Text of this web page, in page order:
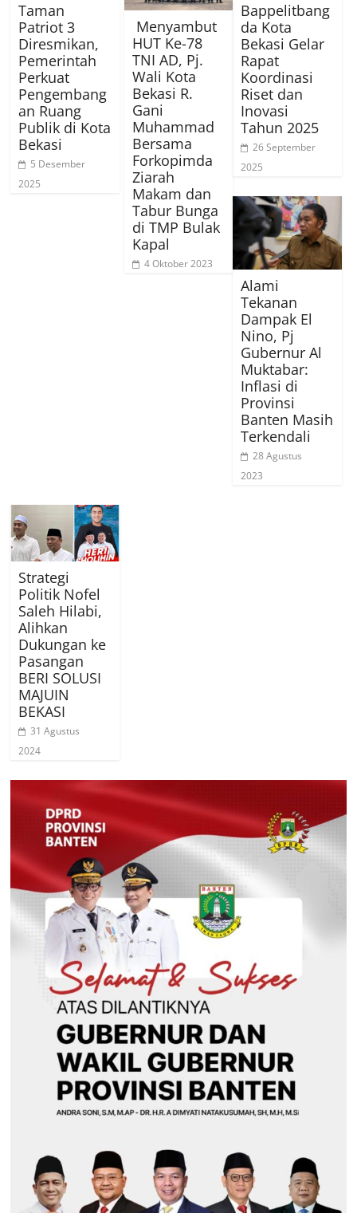
Taman
Patriot 3
Diresmikan,
Pemerintah
Perkuat
Pengembang
an Ruang
Publik di Kota
Bekasi
5 Desember
2025
Menyambut
HUT Ke-78
TNI AD, Pj.
Wali Kota
Bekasi R.
Gani
Muhammad
Bersama
Forkopimda
Ziarah
Makam dan
Tabur Bunga
di TMP Bulak
Kapal
4 Oktober 2023
Bappelitbang
da Kota
Bekasi Gelar
Rapat
Koordinasi
Riset dan
Inovasi
Tahun 2025
26 September
2025
Alami
Tekanan
Dampak El
Nino, Pj
Gubernur Al
Muktabar:
Inflasi di
Provinsi
Banten Masih
Terkendali
28 Agustus
2023
Strategi
Politik Nofel
Saleh Hilabi,
Alihkan
Dukungan ke
Pasangan
BERI SOLUSI
MAJUIN
BEKASI
31 Agustus
2024